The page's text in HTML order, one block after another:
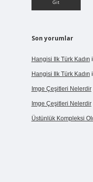
Son yorumlar
Hangisi Ilk Türk Kadın
Hangisi Ilk Türk Kadın
Imge Çeşitleri Nelerdir
Imge Çeşitleri Nelerdir
Üstünlük Kompleksi